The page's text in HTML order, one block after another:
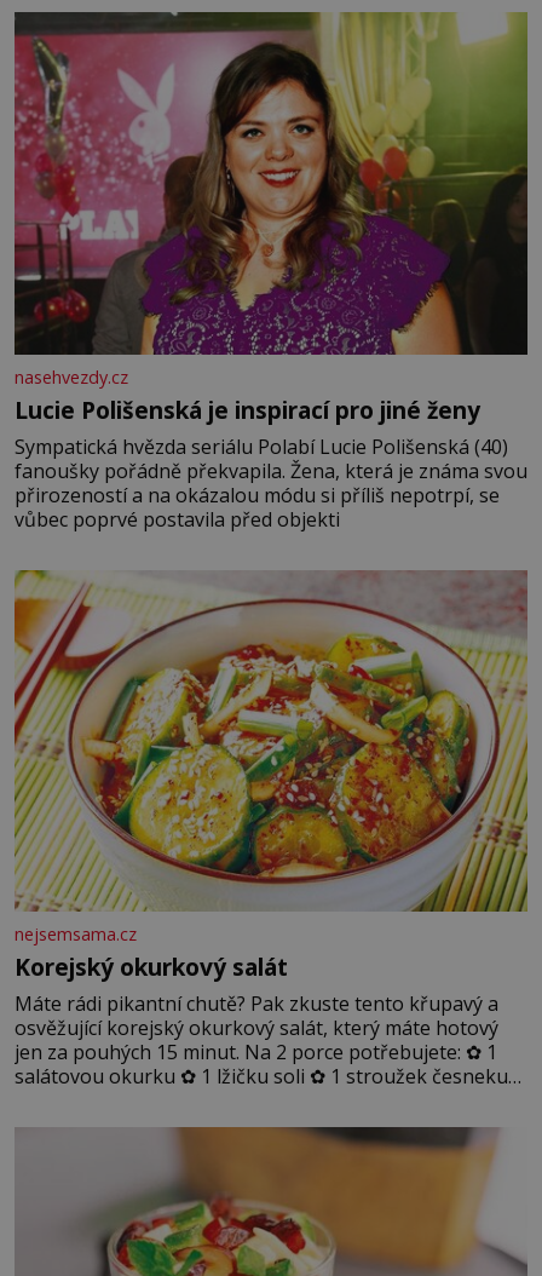
Tragédii o Macbethovi. Napsal ji pro krále Jakuba I., jenž
v roce 1603 vystřídal
nasehvezdy.cz
Lucie Polišenská je inspirací pro jiné ženy
Sympatická hvězda seriálu Polabí Lucie Polišenská (40)
fanoušky pořádně překvapila. Žena, která je známa svou
přirozeností a na okázalou módu si příliš nepotrpí, se
vůbec poprvé postavila před objekti
nejsemsama.cz
Korejský okurkový salát
Máte rádi pikantní chutě? Pak zkuste tento křupavý a
osvěžující korejský okurkový salát, který máte hotový
jen za pouhých 15 minut. Na 2 porce potřebujete: ✿ 1
salátovou okurku ✿ 1 lžičku soli ✿ 1 stroužek česneku
sezamového oleje ✿ 1 lžičku chilli ✿ 1 lžičku cukru ✿ 1
jarní cibulku ✿ 1 lžíci sezamových semínek